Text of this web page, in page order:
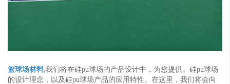
篮球场材料 ,我们将在硅pu球场的产品设计中，为您提供。硅pu球场
的设计理念，以及硅pu球场产品的应用特性。在这里，我们将会向